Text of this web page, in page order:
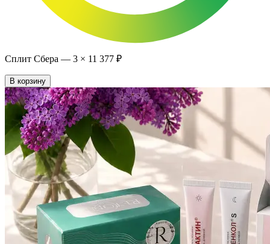
Сплит Сбера — 3 × 11 377 ₽
В корзину